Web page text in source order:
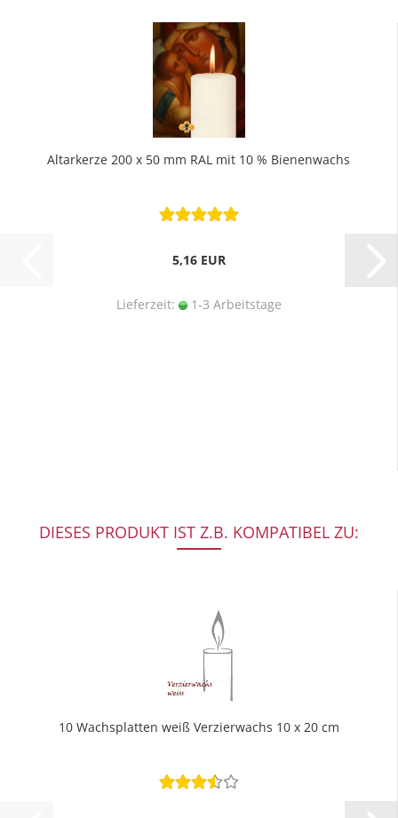
Altarkerze 200 x 50 mm RAL mit 10 % Bienenwachs
5,16 EUR
Lieferzeit: 1-3 Arbeitstage
DIESES PRODUKT IST Z.B. KOMPATIBEL ZU:
10 Wachsplatten weiß Verzierwachs 10 x 20 cm